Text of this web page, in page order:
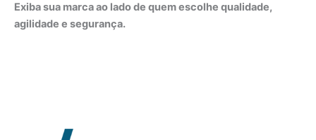
Exiba sua marca ao lado de quem escolhe qualidade,
agilidade e segurança.